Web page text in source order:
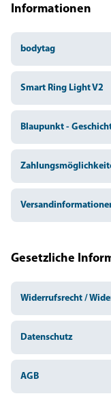
Informationen
bodytag
Smart Ring Light V2
Blaupunkt -
Gesetzliche
Widerrufsrecht /
Datenschutz
AGB